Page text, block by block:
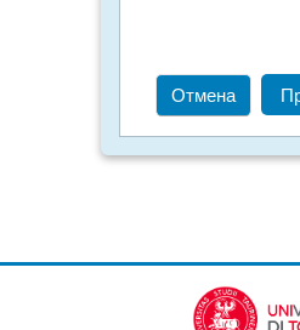
Отмена